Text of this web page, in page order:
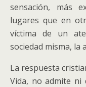
sensación, más
lugares que en
víctima de un
sociedad misma, la
La respuesta
Vida, no admite ni